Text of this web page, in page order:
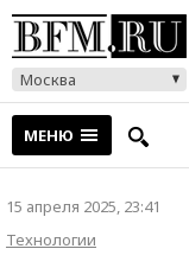
Москва
МЕНЮ
15 апреля 2025, 23:41
Технологии